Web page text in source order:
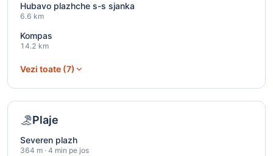
Hubavo plazhche s-s sjanka
6.6 km
Kompas
14.2 km
Vezi toate (7)
Plaje
Severen plazh
364 m · 4 min pe jos